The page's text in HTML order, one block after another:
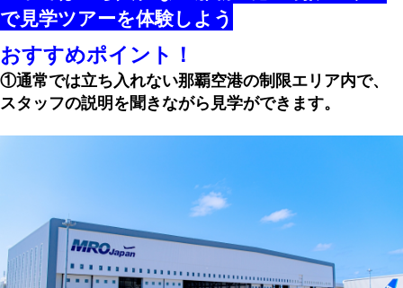
で見学ツアーを体験しよう
おすすめポイント！
①通常では立ち入れない那覇空港の制限エリア内で、
スタッフの説明を聞きながら見学ができます。